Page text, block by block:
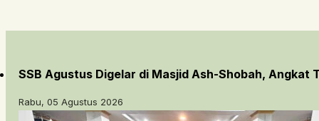
SSB Agustus Digelar di Masjid Ash-Shobah, Angkat
Rabu, 05 Agustus 2026